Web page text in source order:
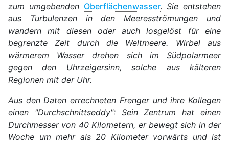
zum umgebenden Oberflächenwasser. Sie entstehen
aus Turbulenzen in den Meeresströmungen und
wandern mit diesen oder auch losgelöst für eine
begrenzte Zeit durch die Weltmeere. Wirbel aus
wärmerem Wasser drehen sich im Südpolarmeer
gegen den Uhrzeigersinn, solche aus kälteren
Regionen mit der Uhr.
Aus den Daten errechneten Frenger und ihre Kollegen
einen "Durchschnittseddy": Sein Zentrum hat einen
Durchmesser von 40 Kilometern, er bewegt sich in der
Woche um mehr als 20 Kilometer vorwärts und ist